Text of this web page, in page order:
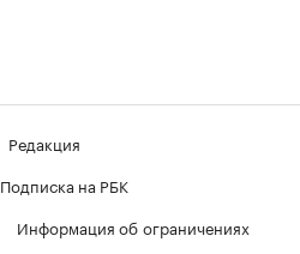
Редакция
Подписка на РБК
Информация об ограничениях